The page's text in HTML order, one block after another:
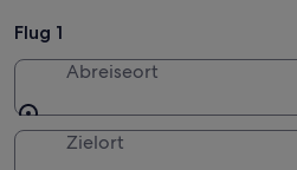
Flug 1
Abreiseort
Zielort